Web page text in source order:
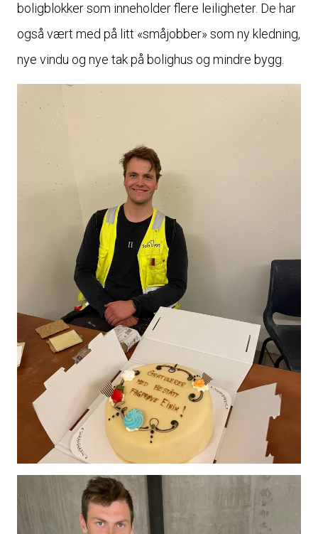
boligblokker som inneholder flere leiligheter. De har
også vært med på litt «småjobber» som ny kledning,
nye vindu og nye tak på bolighus og mindre bygg.